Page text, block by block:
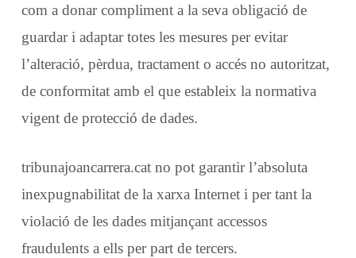
com a donar compliment a la seva obligació de
guardar i adaptar totes les mesures per evitar
l’alteració, pèrdua, tractament o accés no autoritzat,
de conformitat amb el que estableix la normativa
vigent de protecció de dades.
tribunajoancarrera.cat no pot garantir l’absoluta
inexpugnabilitat de la xarxa Internet i per tant la
violació de les dades mitjançant accessos
fraudulents a ells per part de tercers.